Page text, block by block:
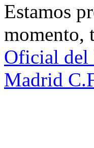
Estamos
momento,
Oficial del
Madrid